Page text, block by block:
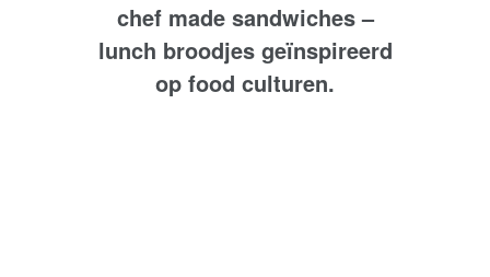
chef made sandwiches –
lunch broodjes geïnspireerd
op food culturen.